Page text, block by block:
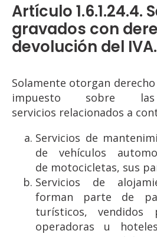
Artículo 1.6.1.24.4.
gravados con
devolución del IVA.
Solamente otorgan
impuesto sobre
servicios relacionados a
Servicios de
de vehículos
de motocicletas, sus
Servicios de
forman parte de
turísticos, vendidos
operadoras u